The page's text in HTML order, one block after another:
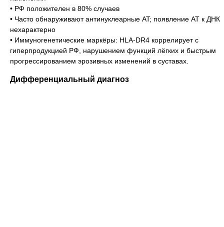
• РФ положителен в 80% случаев
• Часто обнаруживают антинуклеарные AT; появление AT к ДНК
нехарактерно
• Иммуногенетические маркёры: HLA-DR4 коррелирует с
гиперпродукцией РФ, нарушением функций лёгких и быстрым
прогрессированием эрозивных изменений в суставах.
Дифференциальный диагноз